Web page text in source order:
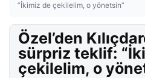
“İkimiz de çekilelim, o yönetsin”
Özel’den
sürpriz teklif:
çekilelim, o